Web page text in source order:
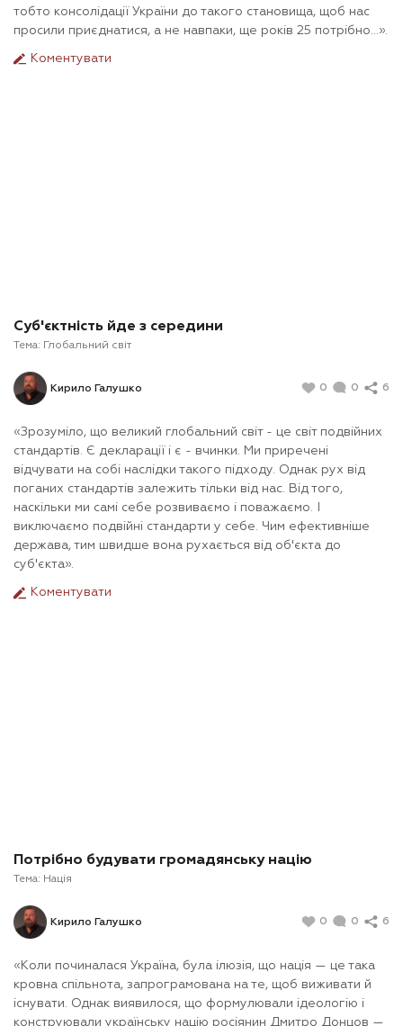
тобто консолідації України до такого становища, щоб нас
просили приєднатися, а не навпаки, ще років 25 потрібно…».
Коментувати
Суб'єктність йде з середини
Тема: Глобальний світ
Кирило Галушко 0 0 6
«Зрозуміло, що великий глобальний світ - це світ подвійних
стандартів. Є декларації і є - вчинки. Ми приречені
відчувати на собі наслідки такого підходу. Однак рух від
поганих стандартів залежить тільки від нас. Від того,
наскільки ми самі себе розвиваємо і поважаємо. І
виключаємо подвійні стандарти у себе. Чим ефективніше
держава, тим швидше вона рухається від об'єкта до
суб'єкта».
Коментувати
Потрібно будувати громадянську націю
Тема: Нація
Кирило Галушко 0 0 6
«Коли починалася Україна, була ілюзія, що нація — це така
кровна спільнота, запрограмована на те, щоб виживати й
існувати. Однак виявилося, що формулювали ідеологію і
конструювали українську націю росіянин Дмитро Донцов —